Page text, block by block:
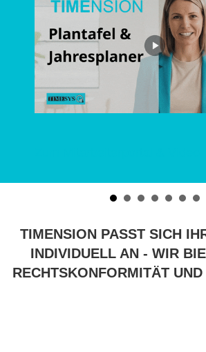
TIMENSION PASST SICH
INDIVIDUELL AN - WIR
RECHTSKONFORMITÄT